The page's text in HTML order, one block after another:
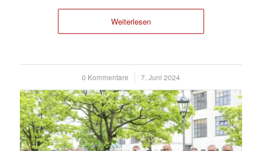
Weiterlesen
0 Kommentare
/ 7. Juni 2024